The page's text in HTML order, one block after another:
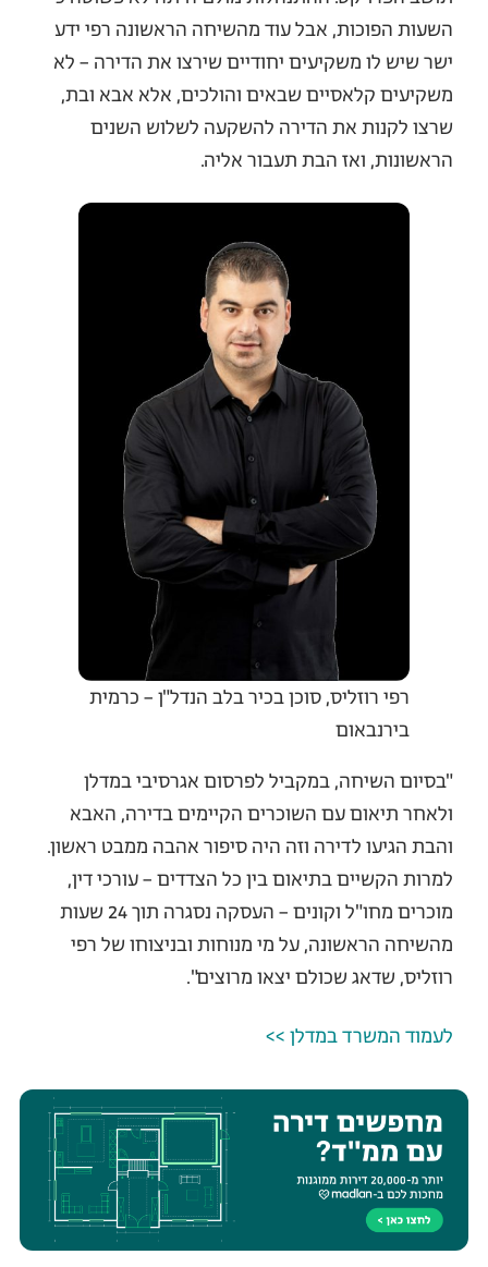
השעות הפוכות, אבל עוד מהשיחה הראשונה רפי ידע
ישר שיש לו משקיעים יחודיים שירצו את הדירה – לא
משקיעים קלאסיים שבאים והולכים, אלא אבא ובת,
שרצו לקנות את הדירה להשקעה לשלוש השנים
הראשונות, ואז הבת תעבור אליה.
רפי רוזליס, סוכן בכיר בלב הנדל"ן – כרמית
בירנבאום
"בסיום השיחה, במקביל לפרסום אגרסיבי במדלן
ולאחר תיאום עם השוכרים הקיימים בדירה, האבא
והבת הגיעו לדירה וזה היה סיפור אהבה ממבט ראשון.
למרות הקשיים בתיאום בין כל הצדדים – עורכי דין,
מוכרים מחו"ל וקונים – העסקה נסגרה תוך 24 שעות
מהשיחה הראשונה, על מי מנוחות ובניצוחו של רפי
רוזליס, שדאג שכולם יצאו מרוצים".
לעמוד המשרד במדלן >>